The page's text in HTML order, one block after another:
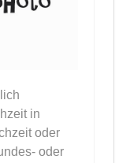
in
oder
oder